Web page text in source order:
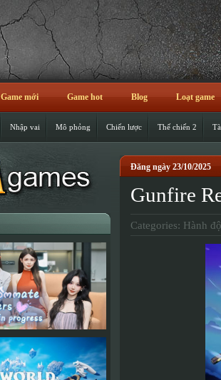
Game mới Game hot Blog Loạt game
Nhập vai Mô phỏng Chiến lược Thế chiến 2
Đăng ngày 23/10/2025
Gunfire
Categories: Hành